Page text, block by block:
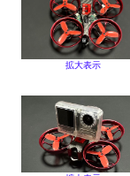
拡大表示